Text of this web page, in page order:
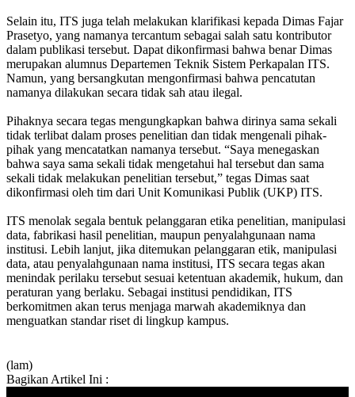
Selain itu, ITS juga telah melakukan klarifikasi kepada Dimas Fajar
Prasetyo, yang namanya tercantum sebagai salah satu kontributor
dalam publikasi tersebut. Dapat dikonfirmasi bahwa benar Dimas
merupakan alumnus Departemen Teknik Sistem Perkapalan ITS.
Namun, yang bersangkutan mengonfirmasi bahwa pencatutan
namanya dilakukan secara tidak sah atau ilegal.
Pihaknya secara tegas mengungkapkan bahwa dirinya sama sekali
tidak terlibat dalam proses penelitian dan tidak mengenali pihak-
pihak yang mencatatkan namanya tersebut. “Saya menegaskan
bahwa saya sama sekali tidak mengetahui hal tersebut dan sama
sekali tidak melakukan penelitian tersebut,” tegas Dimas saat
dikonfirmasi oleh tim dari Unit Komunikasi Publik (UKP) ITS.
ITS menolak segala bentuk pelanggaran etika penelitian, manipulasi
data, fabrikasi hasil penelitian, maupun penyalahgunaan nama
institusi. Lebih lanjut, jika ditemukan pelanggaran etik, manipulasi
data, atau penyalahgunaan nama institusi, ITS secara tegas akan
menindak perilaku tersebut sesuai ketentuan akademik, hukum, dan
peraturan yang berlaku. Sebagai institusi pendidikan, ITS
berkomitmen akan terus menjaga marwah akademiknya dan
menguatkan standar riset di lingkup kampus.
(lam)
Bagikan Artikel Ini :